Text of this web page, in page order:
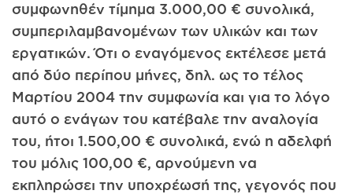
συμφωνηθέν τίμημα 3.000,00 € συνολικά,
συμπεριλαμβανομένων των υλικών και των
εργατικών. Ότι ο εναγόμενος εκτέλεσε μετά
από δύο περίπου μήνες, δηλ. ως το τέλος
Μαρτίου 2004 την συμφωνία και για το λόγο
αυτό ο ενάγων του κατέβαλε την αναλογία
του, ήτοι 1.500,00 € συνολικά, ενώ η αδελφή
του μόλις 100,00 €, αρνούμενη να
εκπληρώσει την υποχρέωσή της, γεγονός που